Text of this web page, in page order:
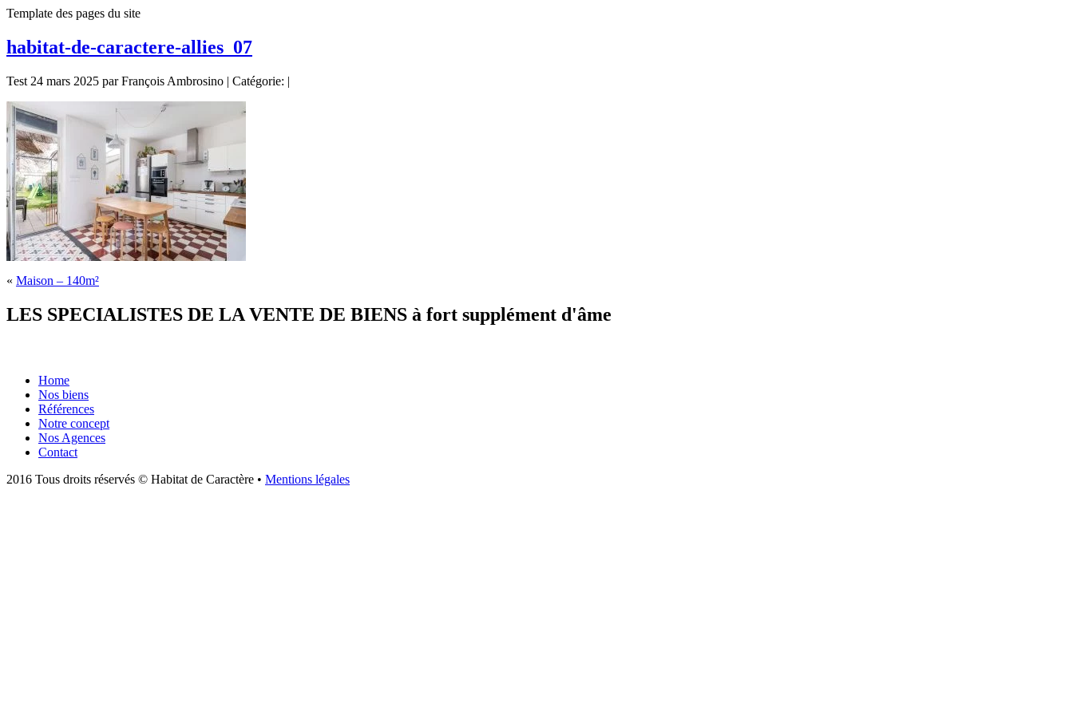
Template des pages du site
habitat-de-caractere-allies_07
Test 24 mars 2025 par François Ambrosino | Catégorie: |
« Maison – 140m²
LES SPECIALISTES DE LA VENTE DE BIENS à fort supplément d'âme
Home
Nos biens
Références
Notre concept
Nos Agences
Contact
2016 Tous droits réservés © Habitat de Caractère • Mentions légales